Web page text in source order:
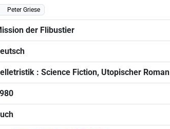
Peter Griese
der Flibustier
: Science Fiction, Utopischer Roman